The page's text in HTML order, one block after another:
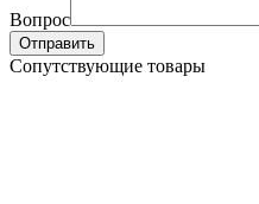
Вопрос
Отправить
Сопутствующие товары